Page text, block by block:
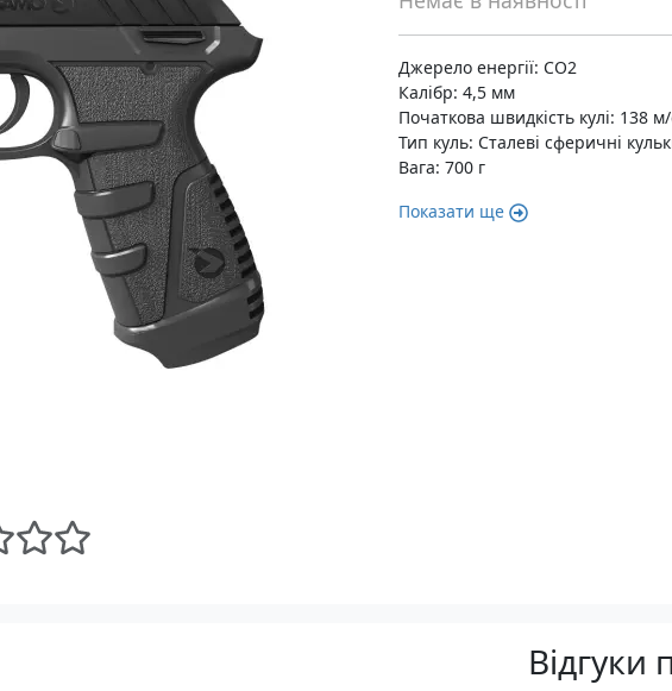
Джерело енергії: CO2
Калібр: 4,5 мм
Початкова швидкість кулі: 138
Тип куль: Сталеві сферичні
Вага: 700 г
Показати ще
Відгуки